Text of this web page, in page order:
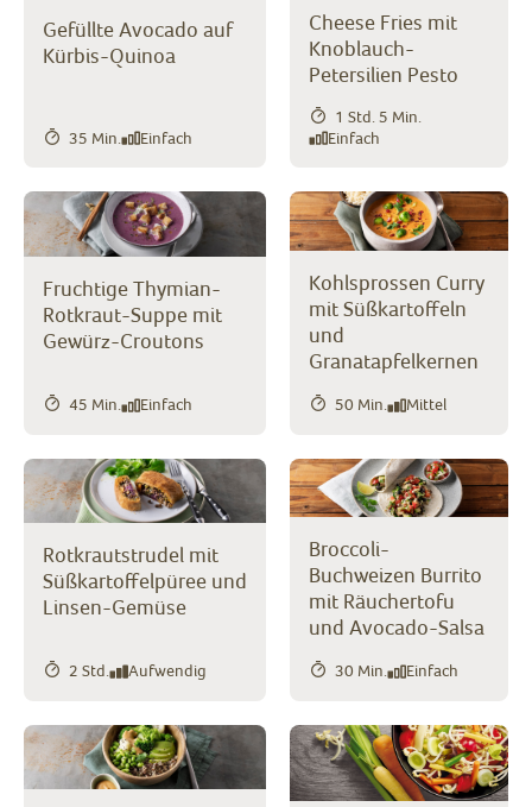
Gefüllte Avocado auf
Kürbis-Quinoa
35 Min. Einfach
Cheese Fries mit
Knoblauch-
Petersilien Pesto
1 Std. 5 Min.
Einfach
Fruchtige Thymian-
Rotkraut-Suppe mit
Gewürz-Croutons
45 Min. Einfach
Kohlsprossen Curry
mit Süßkartoffeln
und
Granatapfelkernen
50 Min. Mittel
Rotkrautstrudel mit
Süßkartoffelpüree und
Linsen-Gemüse
2 Std. Aufwendig
Broccoli-
Buchweizen Burrito
mit Räuchertofu
und Avocado-Salsa
30 Min. Einfach